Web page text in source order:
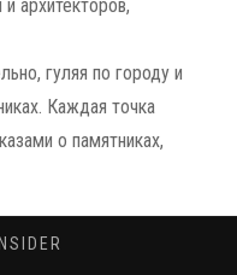
архитекторов,
гуляя по городу и
Каждая точка
о памятниках,